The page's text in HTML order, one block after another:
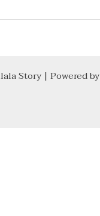
Story | Powered by